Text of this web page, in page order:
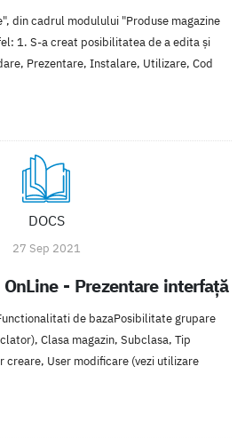
din cadrul modulului "Produse magazine
1. S-a creat posibilitatea de a edita și
Prezentare, Instalare, Utilizare, Cod
DOCS
27 Sep 2021
OnLine - Prezentare interfață
de bazaPosibilitate grupare
Clasa magazin, Subclasa, Tip
creare, User modificare (vezi utilizare